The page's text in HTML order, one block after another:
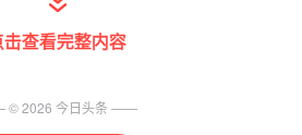
银厂的红木嵌银雕刻《童子
美术师丁松江的平面设计
件工艺品都注入了风筝元素,
击查看完整内容
©2026 今日头条 ——